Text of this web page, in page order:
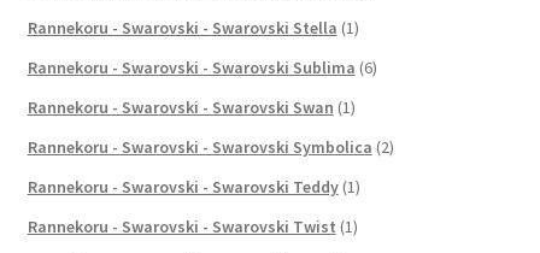
Rannekoru - Swarovski - Swarovski Stella (1)
Rannekoru - Swarovski - Swarovski Sublima (6)
Rannekoru - Swarovski - Swarovski Swan (1)
Rannekoru - Swarovski - Swarovski Symbolica (2)
Rannekoru - Swarovski - Swarovski Teddy (1)
Rannekoru - Swarovski - Swarovski Twist (1)